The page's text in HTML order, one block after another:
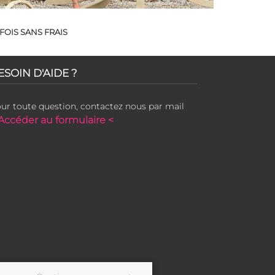
SANS FRAIS
D'AIDE ?
toute question, contactez nous par mail
au formulaire <